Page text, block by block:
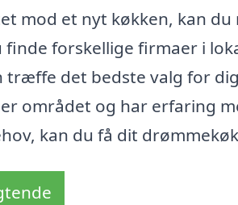
mod et nyt køkken, kan
finde forskellige firmaer i
træffe det bedste valg for
området og har erfaring
kan du få dit